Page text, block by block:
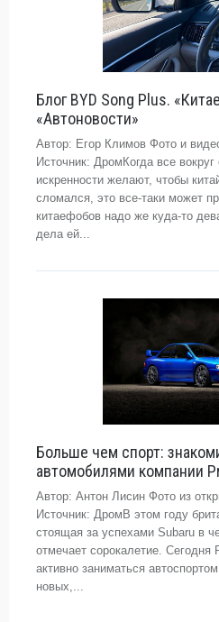
Блог BYD Song Plus.
«Автоновости»
Автор: Егор Климов Фото и
Источник: ДромКогда все
искренности желают, чтобы
сломался, это все-таки может
китаефобов надо же куда-то
дела ей...
Больше чем спорт:
автомобилями компании
Автор: Антон Лисин Фото из
Источник: ДромВ этом году
стоящая за успехами Subaru в
отмечает сорокалетие. Сегодня
активно заниматься
новых,...